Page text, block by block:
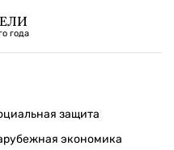
года
защита
экономика